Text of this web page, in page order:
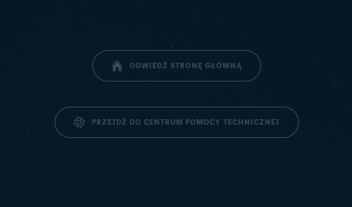
ODWIEDŹ STRONĘ GŁÓWNĄ
PRZEJDŹ DO CENTRUM POMOCY TECHNICZNEJ